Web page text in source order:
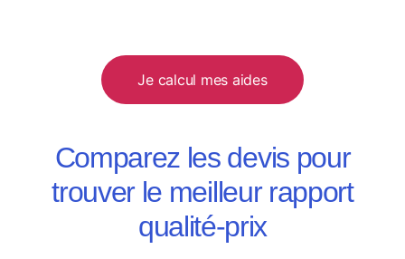
Je calcul mes aides
Comparez les devis pour
trouver le meilleur rapport
qualité-prix